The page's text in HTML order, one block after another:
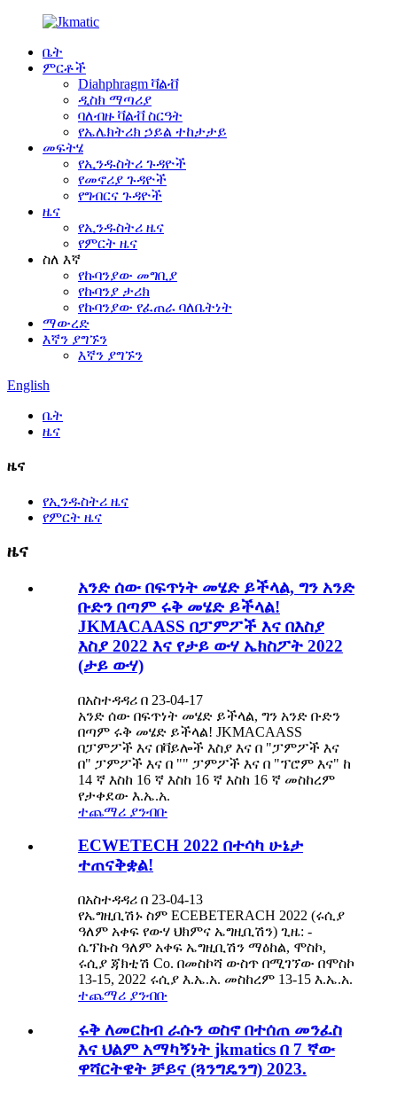
ቤት
ምርቶች
Diahphragm ቫልቭ
ዲስክ ማጣሪያ
ባለብዙ ቫልቭ ስርዓት
የኤሌክትሪክ ኃይል ተከታታይ
መፍትሄ
የኢንዱስትሪ ጉዳዮች
የመኖሪያ ጉዳዮች
የግብርና ጉዳዮች
ዜና
የኢንዱስትሪ ዜና
የምርት ዜና
ስለ እኛ
የኩባንያው መግቢያ
የኩባንያ ታሪክ
የኩባንያው የፈጠራ ባለቤትነት
ማውረድ
እኛን ያግኙን
እኛን ያግኙን
English
ቤት
ዜና
ዜና
የኢንዱስትሪ ዜና
የምርት ዜና
ዜና
አንድ ሰው በፍጥነት መሄድ ይችላል, ግን አንድ
ቡድን በጣም ሩቅ መሄድ ይችላል!
JKMACAASS በፓምፖች እና በእስያ
እስያ 2022 እና የታይ ውሃ ኤክስፖት 2022
(ታይ ውሃ)
በአስተዳዳሪ በ 23-04-17
አንድ ሰው በፍጥነት መሄድ ይችላል, ግን አንድ ቡድን
በጣም ሩቅ መሄድ ይችላል! JKMACAASS
በፓምፖች እና በቫይሎች እስያ እና በ "ፓምፖች እና
በ" ፓምፖች እና በ "" ፓምፖች እና በ "ፕሮም እና" ከ
14 ኛ እስከ 16 ኛ እስከ 16 ኛ እስከ 16 ኛ መስከረም
የታቀደው እ.ኤ.አ.
ተጨማሪ ያንብቡ
ECWETECH 2022 በተሳካ ሁኔታ
ተጠናቅቋል!
በአስተዳዳሪ በ 23-04-13
የኤግዚቢሽኑ ስም ECEBETERACH 2022 (ሩሲያ
ዓለም አቀፍ የውሃ ህክምና ኤግዚቢሽን) ጊዜ: -
ሴፕኩስ ዓለም አቀፍ ኤግዚቢሽን ማዕከል, ሞስኮ,
ሩሲያ ጃክቲሽ Co. በመስኮሻ ውስጥ በሚገኘው በሞስኮ
13-15, 2022 ሩሲያ እ.ኤ.አ. መስከረም 13-15 እ.ኤ.አ.
ተጨማሪ ያንብቡ
ሩቅ ለመርከብ ራሱን ወስኖ በተሰጠ መንፈስ
እና ህልም አማካኝነት jkmatics በ 7 ኛው
ዋሻርትዌት ቻይና (ጓንግዴንግ) 2023.